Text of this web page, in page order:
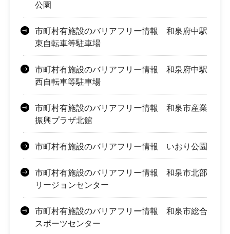
公園
市町村有施設のバリアフリー情報 和泉府中駅
東自転車等駐車場
市町村有施設のバリアフリー情報 和泉府中駅
西自転車等駐車場
市町村有施設のバリアフリー情報 和泉市産業
振興プラザ北館
市町村有施設のバリアフリー情報 いおり公園
市町村有施設のバリアフリー情報 和泉市北部
リージョンセンター
市町村有施設のバリアフリー情報 和泉市総合
スポーツセンター